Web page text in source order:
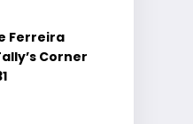
Ferreira
Corner